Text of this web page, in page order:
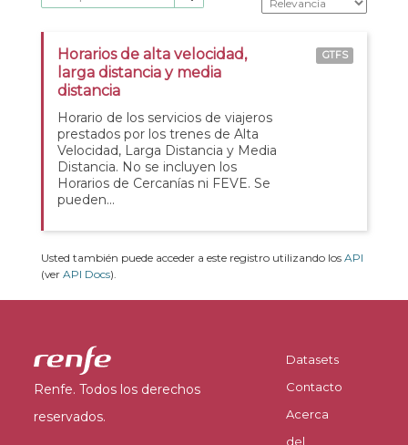
Horarios de alta velocidad,
larga distancia y media
distancia
Horario de los servicios de viajeros
prestados por los trenes de Alta
Velocidad, Larga Distancia y Media
Distancia. No se incluyen los
Horarios de Cercanías ni FEVE. Se
pueden...
GTFS
Usted también puede acceder a este registro utilizando los API
(ver API Docs).
Renfe. Todos los derechos
reservados.
Datasets
Contacto
Acerca
del